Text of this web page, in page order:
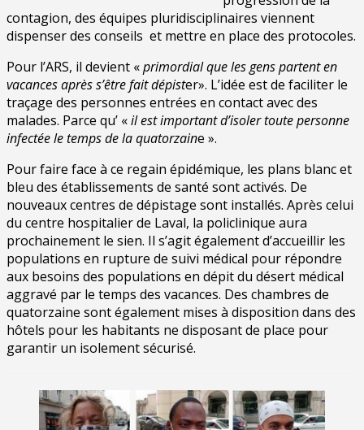
contagion, des équipes pluridisciplinaires viennent
dispenser des conseils et mettre en place des protocoles.
Pour l’ARS, il devient «primordial que les gens partent en
vacances après s’être fait dépister». L’idée est de faciliter le
traçage des personnes entrées en contact avec des
malades. Parce qu’ «il est important d’isoler toute personne
infectée le temps de la quatorzaine ».
Pour faire face à ce regain épidémique, les plans blanc et
bleu des établissements de santé sont activés. De
nouveaux centres de dépistage sont installés. Après celui
du centre hospitalier de Laval, la policlinique aura
prochainement le sien. Il s’agit également d’accueillir les
populations en rupture de suivi médical pour répondre
aux besoins des populations en dépit du désert médical
aggravé par le temps des vacances. Des chambres de
quatorzaine sont également mises à disposition dans des
hôtels pour les habitants ne disposant de place pour
garantir un isolement sécurisé.